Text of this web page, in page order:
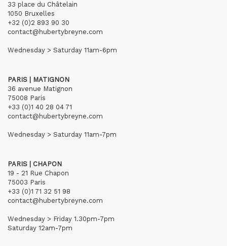
33 place du Châtelain
1050 Bruxelles
+32 (0)2 893 90 30
contact@hubertybreyne.com
Wednesday > Saturday 11am-6pm
PARIS | MATIGNON
36 avenue Matignon
75008 Paris
+33 (0)1 40 28 04 71
contact@hubertybreyne.com
Wednesday > Saturday 11am-7pm
PARIS | CHAPON
19 - 21 Rue Chapon
75003 Paris
+33 (0)1 71 32 51 98
contact@hubertybreyne.com
Wednesday > Friday 1.30pm-7pm
Saturday 12am-7pm